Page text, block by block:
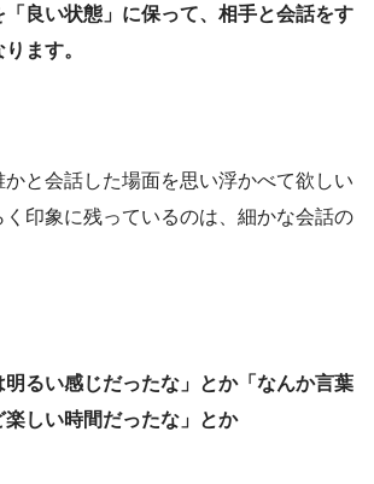
「良い状態」に保って、相手と会話をす
ます。
と会話した場面を思い浮かべて欲しい
く印象に残っているのは、細かな会話の
明るい感じだったな」とか「なんか言葉
楽しい時間だったな」とか